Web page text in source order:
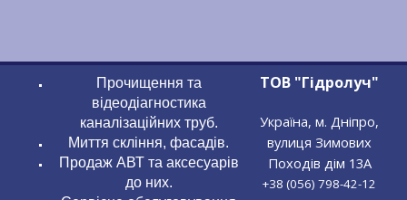
Прочищення та
відеодіагностика
каналізаційних труб.
Миття скління, фасадів.
Продаж АВТ та аксесуарів
до них.
ТОВ "Гідролуч"
Україна, м. Дніпро,
вулиця Зимових
Походів дім 13А
+38 (056) 798-42-12